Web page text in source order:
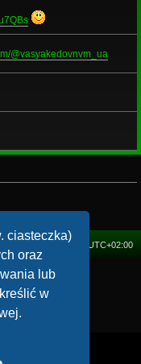
ciasteczka)
oraz
lub
w
@vasyakedovnvm_ua
Strefa czasowa UTC+02:00
© phpBB Limited
phpBB.pl
|Regulamin